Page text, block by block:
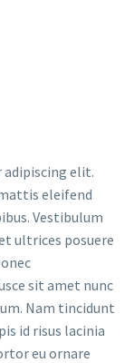
elit.
eleifend
Vestibulum
ultrices posuere
sit amet nunc
Nam tincidunt
id risus lacinia
eu ornare